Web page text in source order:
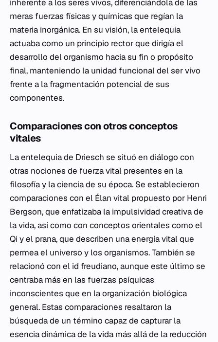
inherente a los seres vivos, diferenciándola de las
meras fuerzas físicas y químicas que regían la
materia inorgánica. En su visión, la entelequia
actuaba como un principio rector que dirigía el
desarrollo del organismo hacia su fin o propósito
final, manteniendo la unidad funcional del ser vivo
frente a la fragmentación potencial de sus
componentes.
Comparaciones con otros conceptos
vitales
La entelequia de Driesch se situó en diálogo con
otras nociones de fuerza vital presentes en la
filosofía y la ciencia de su época. Se establecieron
comparaciones con el Élan vital propuesto por Henri
Bergson, que enfatizaba la impulsividad creativa de
la vida, así como con conceptos orientales como el
Qi y el prana, que describen una energía vital que
permea el universo y los organismos. También se
relacionó con el id freudiano, aunque este último se
centraba más en las fuerzas psíquicas
inconscientes que en la organización biológica
general. Estas comparaciones resaltaron la
búsqueda de un término capaz de capturar la
esencia dinámica de la vida más allá de la reducción